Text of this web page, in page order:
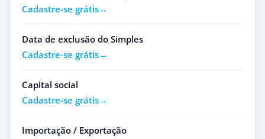
Cadastre-se grátis
Data de exclusão do Simples
Cadastre-se grátis
Capital social
Cadastre-se grátis
Importação / Exportação